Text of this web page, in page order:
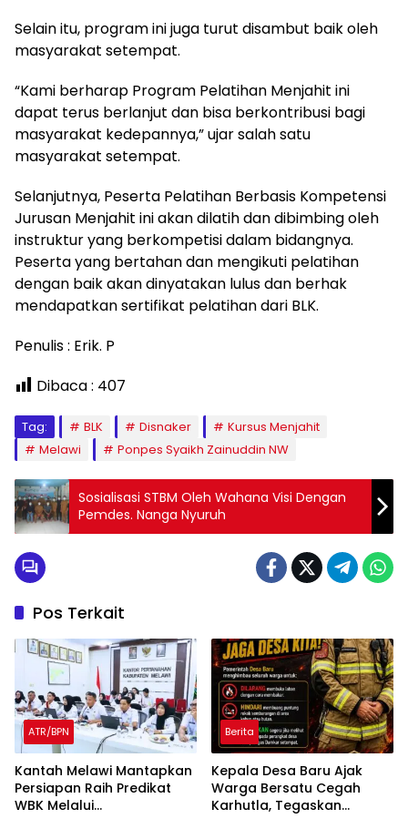
Selain itu, program ini juga turut disambut baik oleh
masyarakat setempat.
“Kami berharap Program Pelatihan Menjahit ini
dapat terus berlanjut dan bisa berkontribusi bagi
masyarakat kedepannya,” ujar salah satu
masyarakat setempat.
Selanjutnya, Peserta Pelatihan Berbasis Kompetensi
Jurusan Menjahit ini akan dilatih dan dibimbing oleh
instruktur yang berkompetisi dalam bidangnya.
Peserta yang bertahan dan mengikuti pelatihan
dengan baik akan dinyatakan lulus dan berhak
mendapatkan sertifikat pelatihan dari BLK.
Penulis : Erik. P
Dibaca : 407
Tag: BLK Disnaker
Kursus Menjahit
Melawi
Ponpes Syaikh Zainuddin NW
Sosialisasi STBM Oleh Wahana Visi Dengan
Pemdes. Nanga Nyuruh
Pos Terkait
ATR/BPN
Kantah Melawi Mantapkan
Persiapan Raih Predikat
WBK Melalui
Berita
Kepala Desa Baru Ajak
Warga Bersatu Cegah
Karhutla, Tegaskan